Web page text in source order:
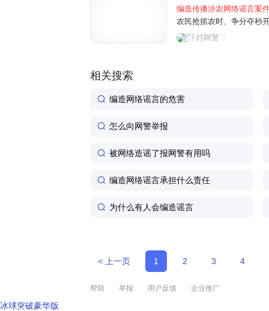
编造传播涉农网络谣言案
农民抢抓农时、争分夺秒
民为博取关注、吸粉引流
开封网警
相关搜索
编造网络谣言的危害
怎么向网警举报
被网络造谣了报网警有用吗
编造网络谣言承担什么责任
为什么有人会编造谣言
< 上一页 1 2 3 4
帮助 举报 用户反馈 企业推广
冰球突破豪华版